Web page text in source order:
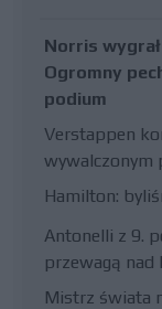
Norris
Ogromny
podium
Verstappen
wywalczonym
Hamilton:
Antonelli z 9.
przewagą nad
Mistrz świata